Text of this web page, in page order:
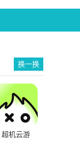
换一换
超机云游